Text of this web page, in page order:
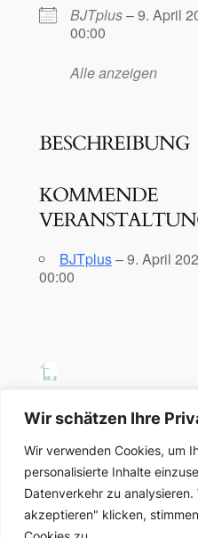
Wir schätzen Ihre
Wir verwenden Cookies, um
personalisierte Inhalte
Datenverkehr zu analysieren.
akzeptieren" klicken,
BJTplus– 9. April
00:00
Alle anzeigen
BESCHREIBUNG
KOMMENDE
BJTplus– 9. April
00:00
Region Ost der
Lutherischen Kirche in
Über uns